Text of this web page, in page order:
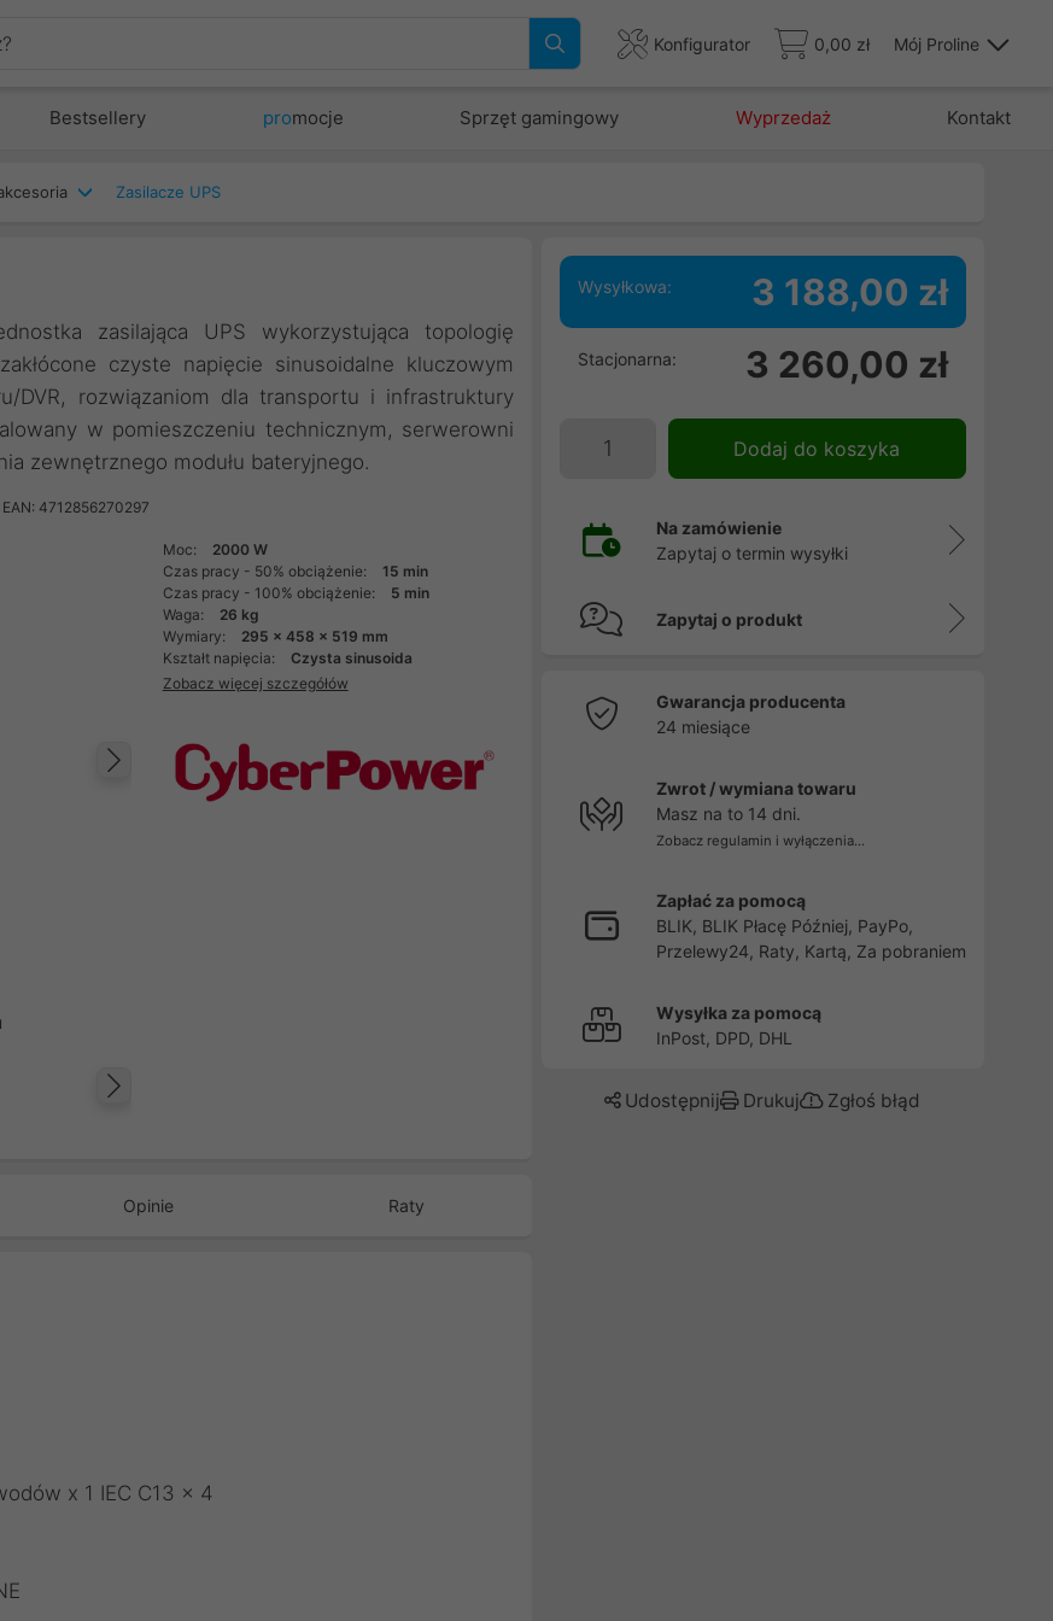
Konfigurator 0,00 zł Mój Proline
Bestsellery promocje Sprzęt gamingowy Wyprzedaż Kontakt
Zasilacze UPS
zasilająca UPS wykorzystująca topologię
czyste napięcie sinusoidalne kluczowym
DVR, rozwiązaniom dla transportu i infrastruktury
w pomieszczeniu technicznym, serwerowni
zewnętrznego modułu bateryjnego.
EAN: 4712856270297
Następny
Moc:
2000 W
Czas pracy - 50% obciążenie:
15 min
Czas pracy - 100% obciążenie:
5 min
Waga:
26 kg
Wymiary:
295 x 458 x 519 mm
Kształt napięcia:
Czysta sinusoida
Zobacz więcej szczegółów
Opinie Raty
x 1 IEC C13 x 4
Wysyłkowa: 3 188,00 zł
Stacjonarna: 3 260,00 zł
Dodaj do koszyka
Na zamówienie
Zapytaj o termin wysyłki
Zapytaj o produkt
Gwarancja producenta
24 miesiące
Zwrot / wymiana towaru
Masz na to 14 dni.
Zobacz regulamin i wyłączenia...
Zapłać za pomocą
BLIK, BLIK Płacę Później, PayPo,
Przelewy24, Raty, Kartą, Za pobraniem
Wysyłka za pomocą
InPost, DPD, DHL
Udostępnij Drukuj Zgłoś błąd